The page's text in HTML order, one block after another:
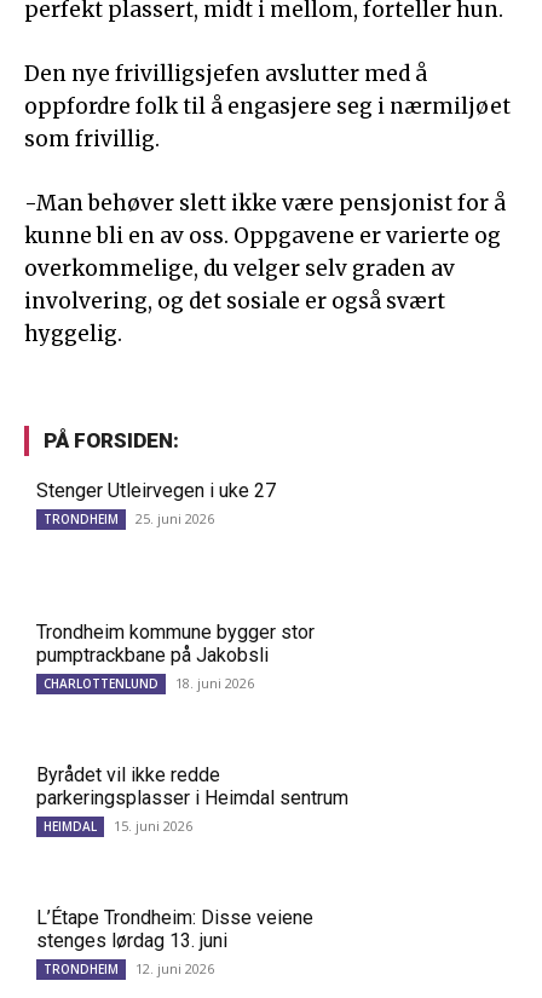
perfekt plassert, midt i mellom, forteller hun.
Den nye frivilligsjefen avslutter med å
oppfordre folk til å engasjere seg i nærmiljøet
som frivillig.
-Man behøver slett ikke være pensjonist for å
kunne bli en av oss. Oppgavene er varierte og
overkommelige, du velger selv graden av
involvering, og det sosiale er også svært
hyggelig.
PÅ FORSIDEN:
Stenger Utleirvegen i uke 27
TRONDHEIM 25. juni 2026
Trondheim kommune bygger stor
pumptrackbane på Jakobsli
CHARLOTTENLUND 18. juni 2026
Byrådet vil ikke redde
parkeringsplasser i Heimdal sentrum
HEIMDAL 15. juni 2026
L’Étape Trondheim: Disse veiene
stenges lørdag 13. juni
TRONDHEIM 12. juni 2026